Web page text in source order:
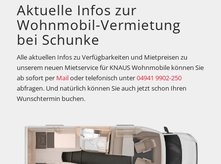
Aktuelle Infos zur
Wohnmobil-Vermietung
bei Schunke
Alle aktuellen Infos zu Verfügbarkeiten und Mietpreisen zu
unserem neuen Mietservice für KNAUS Wohnmobile können Sie
ab sofort per Mailoder telefonisch unter04941 9902-250
abfragen. Und natürlich können Sie auch jetzt schon Ihren
Wunschtermin buchen.